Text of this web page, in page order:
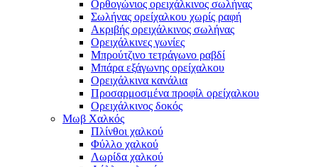
Ορθογώνιος ορειχάλκινος σωλήνας
Σωλήνας ορείχαλκου χωρίς ραφή
Ακριβής ορειχάλκινος σωλήνας
Ορειχάλκινες γωνίες
Μπρούτζινο τετράγωνο ραβδί
Μπάρα εξάγωνης ορείχαλκου
Ορειχάλκινα κανάλια
Προσαρμοσμένα προφίλ ορείχαλκου
Ορειχάλκινος δοκός
Μωβ Χαλκός
Πλίνθοι χαλκού
Φύλλο χαλκού
Λωρίδα χαλκού